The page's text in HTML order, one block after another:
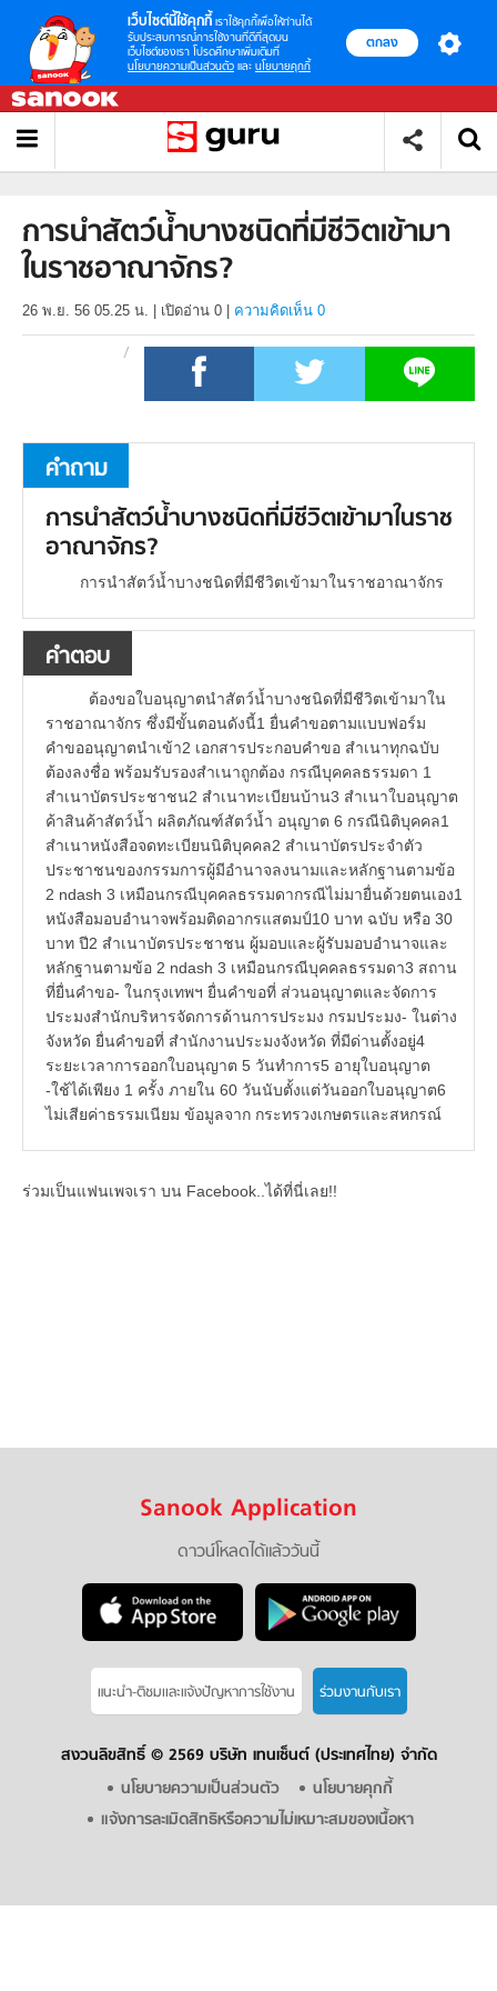
เว็บไซต์นี้ใช้คุกกี้ เราใช้คุกกี้เพื่อให้ท่านได้
รับประสบการณ์การใช้งานที่ดีที่สุดบน
เว็บไซต์ของเรา โปรดศึกษาเพิ่มเติมที่
นโยบายความเป็นส่วนตัว และ นโยบายคุกกี้
ตกลง
การนำสัตว์น้ำบางชนิดที่มีชีวิตเข้ามา
ในราชอาณาจักร?
26 พ.ย. 56 05.25 น. เปิดอ่าน 0 ความคิดเห็น 0
คำถาม
การนำสัตว์น้ำบางชนิดที่มีชีวิตเข้ามาในราช
อาณาจักร?
การนำสัตว์น้ำบางชนิดที่มีชีวิตเข้ามาในราชอาณาจักร
คำตอบ
ต้องขอใบอนุญาตนำสัตว์น้ำบางชนิดที่มีชีวิตเข้ามาใน
ราชอาณาจักร ซึ่งมีขั้นตอนดังนี้1 ยื่นคำขอตามแบบฟอร์ม
คำขออนุญาตนำเข้า2 เอกสารประกอบคำขอ สำเนาทุกฉบับ
ต้องลงชื่อ พร้อมรับรองสำเนาถูกต้อง กรณีบุคคลธรรมดา 1
สำเนาบัตรประชาชน2 สำเนาทะเบียนบ้าน3 สำเนาใบอนุญาต
ค้าสินค้าสัตว์น้ำ ผลิตภัณฑ์สัตว์น้ำ อนุญาต 6 กรณีนิติบุคคล1
สำเนาหนังสือจดทะเบียนนิติบุคคล2 สำเนาบัตรประจำตัว
ประชาชนของกรรมการผู้มีอำนาจลงนามและหลักฐานตามข้อ
2 ndash 3 เหมือนกรณีบุคคลธรรมดากรณีไม่มายื่นด้วยตนเอง1
หนังสือมอบอำนาจพร้อมติดอากรแสตมป์10 บาท ฉบับ หรือ 30
บาท ปี2 สำเนาบัตรประชาชน ผู้มอบและผู้รับมอบอำนาจและ
หลักฐานตามข้อ 2 ndash 3 เหมือนกรณีบุคคลธรรมดา3 สถาน
ที่ยื่นคำขอ- ในกรุงเทพฯ ยื่นคำขอที่ ส่วนอนุญาตและจัดการ
ประมงสำนักบริหารจัดการด้านการประมง กรมประมง- ในต่าง
จังหวัด ยื่นคำขอที่ สำนักงานประมงจังหวัด ที่มีด่านตั้งอยู่4
ระยะเวลาการออกใบอนุญาต 5 วันทำการ5 อายุใบอนุญาต
-ใช้ได้เพียง 1 ครั้ง ภายใน 60 วันนับตั้งแต่วันออกใบอนุญาต6
ไม่เสียค่าธรรมเนียม ข้อมูลจาก กระทรวงเกษตรและสหกรณ์
ร่วมเป็นแฟนเพจเรา บน Facebook..ได้ที่นี่เลย!!
Sanook Application
ดาวน์โหลดได้แล้ววันนี้
แนะนำ-ติชมเเละแจ้งปัญหาการใช้งาน ร่วมงานกับเรา
สงวนลิขสิทธิ์ © 2569 บริษัท เทนเซ็นต์ (ประเทศไทย) จำกัด
นโยบายความเป็นส่วนตัว
นโยบายคุกกี้
แจ้งการละเมิดสิทธิหรือความไม่เหมาะสมของเนื้อหา